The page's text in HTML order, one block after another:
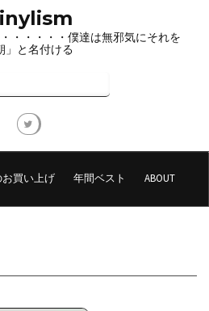
・・・・・僕達は無邪気にそれを
」と名付ける
買い上げ 年間ベスト ABOUT